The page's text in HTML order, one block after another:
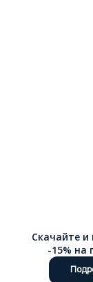
Скачайте и
-15% на